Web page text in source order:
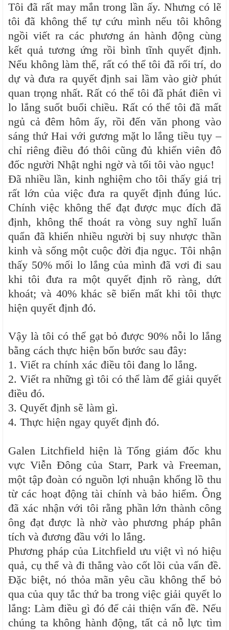
Tôi đã rất may mắn trong lần ấy. Nhưng có lẽ
tôi đã không thể tự cứu mình nếu tôi không
ngồi viết ra các phương án hành động cùng
kết quả tương ứng rồi bình tĩnh quyết định.
Nếu không làm thế, rất có thể tôi đã rối trí, do
dự và đưa ra quyết định sai lầm vào giờ phút
quan trọng nhất. Rất có thể tôi đã phát điên vì
lo lắng suốt buổi chiều. Rất có thể tôi đã mất
ngủ cả đêm hôm ấy, rồi đến văn phong vào
sáng thứ Hai với gương mặt lo lắng tiều tụy –
chỉ riêng điều đó thôi cũng đủ khiến viên đô
đốc người Nhật nghi ngờ và tối tôi vào ngục!
Đã nhiều lần, kinh nghiệm cho tôi thấy giá trị
rất lớn của việc đưa ra quyết định đúng lúc.
Chính việc không thể đạt được mục đích đã
định, không thể thoát ra vòng suy nghĩ luẩn
quẩn đã khiến nhiều người bị suy nhược thần
kinh và sống một cuộc đời địa ngục. Tôi nhận
thấy 50% mối lo lắng của mình đã vơi đi sau
khi tôi đưa ra một quyết định rõ ràng, dứt
khoát; và 40% khác sẽ biến mất khi tôi thực
hiện quyết định đó.
Vậy là tôi có thể gạt bỏ được 90% nỗi lo lắng
bằng cách thực hiện bốn bước sau đây:
1. Viết ra chính xác điều tôi đang lo lắng.
2. Viết ra những gì tôi có thể làm để giải quyết
điều đó.
3. Quyết định sẽ làm gì.
4. Thực hiện ngay quyết định đó.
Galen Litchfield hiện là Tổng giám đốc khu
vực Viễn Đông của Starr, Park và Freeman,
một tập đoàn có nguồn lợi nhuận khổng lồ thu
từ các hoạt động tài chính và bảo hiểm. Ông
đã xác nhận với tôi rằng phần lớn thành công
ông đạt được là nhờ vào phương pháp phân
tích và đương đầu với lo lắng.
Phương pháp của Litchfield ưu việt vì nó hiệu
quả, cụ thể và đi thẳng vào cốt lõi của vấn đề.
Đặc biệt, nó thỏa mãn yêu cầu không thể bỏ
qua của quy tắc thứ ba trong việc giải quyết lo
lắng: Làm điều gì đó để cải thiện vấn đề. Nếu
chúng ta không hành động, tất cả nỗ lực tìm